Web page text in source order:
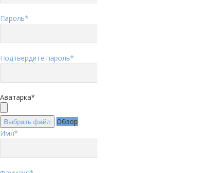
Пароль*
Подтвердите пароль*
Аватарка*
Выбрать файл
Обзор
Имя*